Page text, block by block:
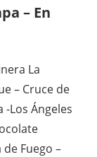
– En
La
– Cruce de
-Los Ángeles
Fuego –